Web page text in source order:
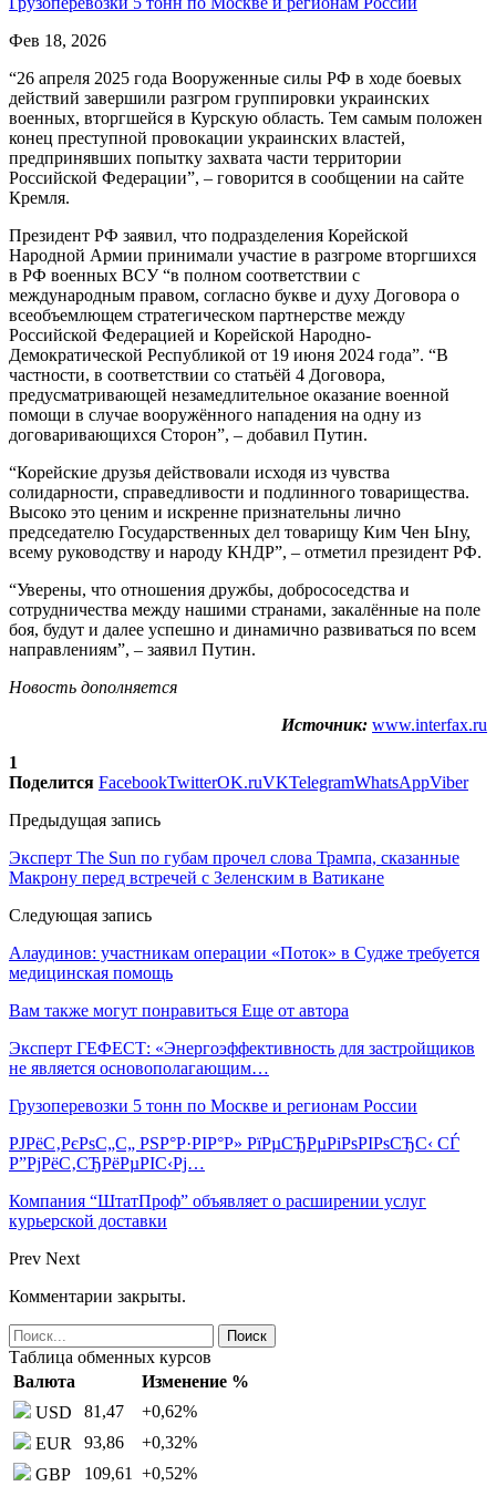
Фев 18, 2026
“26 апреля 2025 года Вооруженные силы РФ в ходе боевых
действий завершили разгром группировки украинских
военных, вторгшейся в Курскую область. Тем самым положен
конец преступной провокации украинских властей,
предпринявших попытку захвата части территории
Российской Федерации”, – говорится в сообщении на сайте
Кремля.
Президент РФ заявил, что подразделения Корейской
Народной Армии принимали участие в разгроме вторгшихся
в РФ военных ВСУ “в полном соответствии с
международным правом, согласно букве и духу Договора о
всеобъемлющем стратегическом партнерстве между
Российской Федерацией и Корейской Народно-
Демократической Республикой от 19 июня 2024 года”. “В
частности, в соответствии со статьёй 4 Договора,
предусматривающей незамедлительное оказание военной
помощи в случае вооружённого нападения на одну из
договаривающихся Сторон”, – добавил Путин.
“Корейские друзья действовали исходя из чувства
солидарности, справедливости и подлинного товарищества.
Высоко это ценим и искренне признательны лично
председателю Государственных дел товарищу Ким Чен Ыну,
всему руководству и народу КНДР”, – отметил президент РФ.
“Уверены, что отношения дружбы, добрососедства и
сотрудничества между нашими странами, закалённые на поле
боя, будут и далее успешно и динамично развиваться по всем
направлениям”, – заявил Путин.
Новость дополняется
Источник: www.interfax.ru
1
Поделится FacebookTwitterOK.ruVKTelegramWhatsAppViber
Предыдущая запись
Эксперт The Sun по губам прочел слова Трампа, сказанные
Макрону перед встречей с Зеленским в Ватикане
Следующая запись
Алаудинов: участникам операции «Поток» в Судже требуется
медицинская помощь
Вам также могут понравиться Еще от автора
Эксперт ГЕФЕСТ: «Энергоэффективность для застройщиков
не является основополагающим…
Грузоперевозки 5 тонн по Москве и регионам России
РЈРёС‚РєРѕС„С„ РЅР°Р·РІР°Р» РїРµСЂРµРіРѕРІРѕСЂС‹ СЃ
Р”РјРёС‚СЂРёРµРІС‹Рј…
Компания “ШтатПроф” объявляет о расширении услуг
курьерской доставки
Prev Next
Комментарии закрыты.
Таблица обменных курсов
Валюта
Изменение %
USD
81,47 +0,62%
EUR
93,86 +0,32%
GBP
109,61 +0,52%